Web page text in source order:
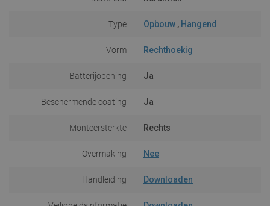
Type Opbouw , Hangend
Vorm Rechthoekig
Batterijopening Ja
Beschermende coating Ja
Monteersterkte Rechts
Overmaking Nee
Handleiding Downloaden